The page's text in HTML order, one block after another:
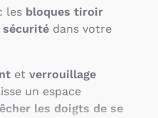
les bloques tiroir
sécurité dans votre
et verrouillage
un espace
les doigts de se